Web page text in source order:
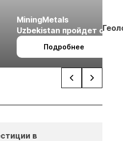
MiningMetals
Uzbekistan пройдет с
27 по 29 октября в г.
Ташкент
Подробнее
в